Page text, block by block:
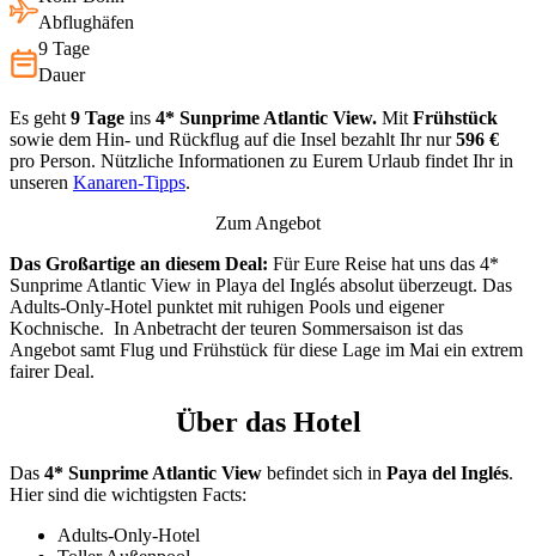
Abflughäfen
9 Tage
Dauer
Es geht 9 Tage ins 4* Sunprime Atlantic View. Mit Frühstück
sowie dem Hin- und Rückflug auf die Insel bezahlt Ihr nur596 €
pro Person. Nützliche Informationen zu Eurem Urlaub findet Ihr in
unseren Kanaren-Tipps.
Zum Angebot
Das Großartige an diesem Deal: Für Eure Reise hat uns das 4*
Sunprime Atlantic View in Playa del Inglés absolut überzeugt. Das
Adults-Only-Hotel punktet mit ruhigen Pools und eigener
Kochnische. In Anbetracht der teuren Sommersaison ist das
Angebot samt Flug und Frühstück für diese Lage im Mai ein extrem
fairer Deal.
Über das Hotel
Das 4* Sunprime Atlantic View befindet sich in Paya del Inglés.
Hier sind die wichtigsten Facts:
Adults-Only-Hotel